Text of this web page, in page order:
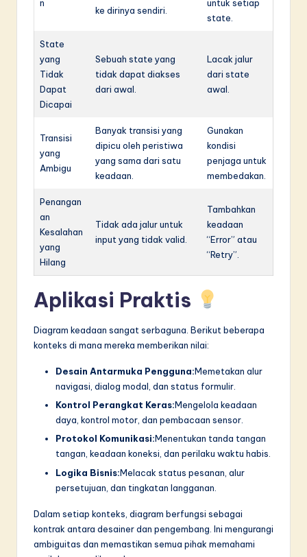
n
ke dirinya sendiri.
untuk setiap
state.
State
yang
Tidak
Dapat
Dicapai
Sebuah state yang
tidak dapat diakses
dari awal.
Lacak jalur
dari state
awal.
Transisi
yang
Ambigu
Banyak transisi yang
dipicu oleh peristiwa
yang sama dari satu
keadaan.
Gunakan
kondisi
penjaga untuk
membedakan.
Penangan
an
Kesalahan
yang
Hilang
Tidak ada jalur untuk
input yang tidak valid.
Tambahkan
keadaan
“Error” atau
“Retry”.
Aplikasi Praktis
Diagram keadaan sangat serbaguna. Berikut beberapa
konteks di mana mereka memberikan nilai:
Desain Antarmuka Pengguna:Memetakan alur
navigasi, dialog modal, dan status formulir.
Kontrol Perangkat Keras:Mengelola keadaan
daya, kontrol motor, dan pembacaan sensor.
Protokol Komunikasi:Menentukan tanda tangan
tangan, keadaan koneksi, dan perilaku waktu habis.
Logika Bisnis:Melacak status pesanan, alur
persetujuan, dan tingkatan langganan.
Dalam setiap konteks, diagram berfungsi sebagai
kontrak antara desainer dan pengembang. Ini mengurangi
ambiguitas dan memastikan semua pihak memahami